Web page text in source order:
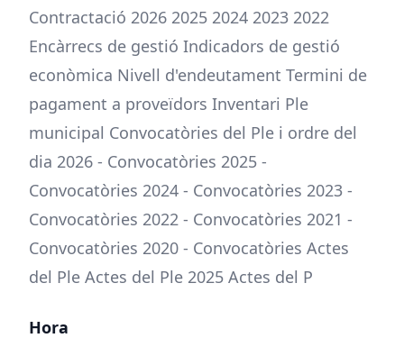
Contractació 2026 2025 2024 2023 2022
Encàrrecs de gestió Indicadors de gestió
econòmica Nivell d'endeutament Termini de
pagament a proveïdors Inventari Ple
municipal Convocatòries del Ple i ordre del
dia 2026 - Convocatòries 2025 -
Convocatòries 2024 - Convocatòries 2023 -
Convocatòries 2022 - Convocatòries 2021 -
Convocatòries 2020 - Convocatòries Actes
del Ple Actes del Ple 2025 Actes del P
Hora